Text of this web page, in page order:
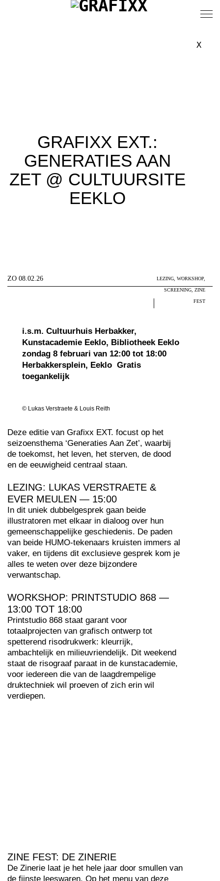
X
GRAFIXX EXT.:
GENERATIES AAN
ZET @ CULTUURSITE
EEKLO
ZO 08.02.26 LEZING, WORKSHOP,
SCREENING, ZINE
FEST
i.s.m. Cultuurhuis Herbakker,
Kunstacademie Eeklo, Bibliotheek Eeklo
zondag 8 februari van 12:00 tot 18:00
Herbakkersplein, Eeklo Gratis
toegankelijk
© Lukas Verstraete & Louis Reith
Deze editie van Grafixx EXT. focust op het
seizoensthema ‘Generaties Aan Zet’, waarbij
de toekomst, het leven, het sterven, de dood
en de eeuwigheid centraal staan.
LEZING: LUKAS VERSTRAETE &
EVER MEULEN — 15:00
In dit uniek dubbelgesprek gaan beide
illustratoren met elkaar in dialoog over hun
gemeenschappelijke geschiedenis. De paden
van beide HUMO-tekenaars kruisten immers al
vaker, en tijdens dit exclusieve gesprek kom je
alles te weten over deze bijzondere
verwantschap.
WORKSHOP: PRINTSTUDIO 868 —
13:00 TOT 18:00
Printstudio 868 staat garant voor
totaalprojecten van grafisch ontwerp tot
spetterend risodrukwerk: kleurrijk,
ambachtelijk en milieuvriendelijk. Dit weekend
staat de risograaf paraat in de kunstacademie,
voor iedereen die van de laagdrempelige
druktechniek wil proeven of zich erin wil
verdiepen.
ZINE FEST: DE ZINERIE
De Zinerie laat je het hele jaar door smullen van
de fijnste leeswaren. Op het menu van deze